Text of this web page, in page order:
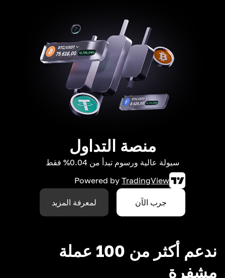
منصة التداول
سيولة عالية ورسوم تبدأ من 0.04% فقط
Powered by TradingView
جرب الآن لمعرفة المزيد
ندعم أكثر من 100 عملة
مشفرة